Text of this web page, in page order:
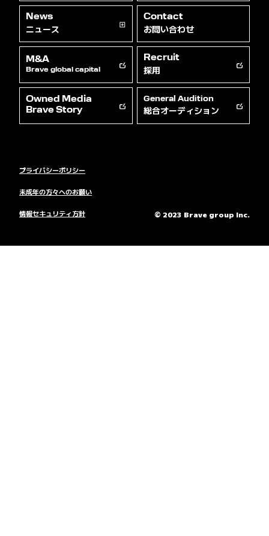
News
ニュース
Contact
お問い合わせ
M&A
Brave global capital
Recruit
採用
Owned Media
Brave Story
General Audition
総合オーディション
© 2023 Brave group Inc.
プライバシーポリシー
未成年の方々へのお願い
情報セキュリティ方針